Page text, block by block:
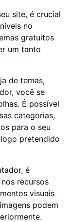
site, é crucial
no
gratuitos
um tanto
de temas,
você se
É possível
categorias,
para o seu
pretendido
é
recursos
visuais
podem